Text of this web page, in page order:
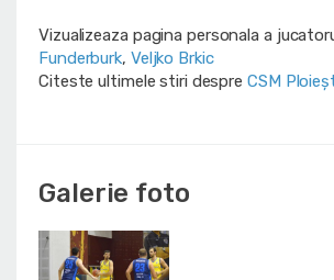
Vizualizeaza pagina personala a
Funderburk, Veljko Brkic
Citeste ultimele stiri despre CSM
Galerie foto